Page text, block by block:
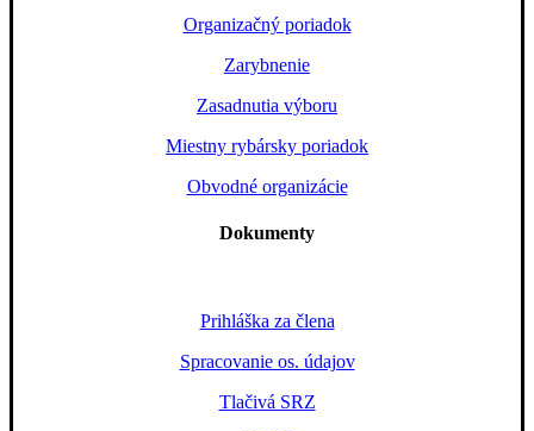
Organizačný poriadok
Zarybnenie
Zasadnutia výboru
Miestny rybársky poriadok
Obvodné organizácie
Dokumenty
Prihláška za člena
Spracovanie os. údajov
Tlačivá SRZ